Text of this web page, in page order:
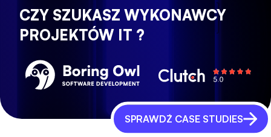
CZY SZUKASZ WYKONAWCY
PROJEKTÓW IT ?
SPRAWDŹ CASE STUDIES